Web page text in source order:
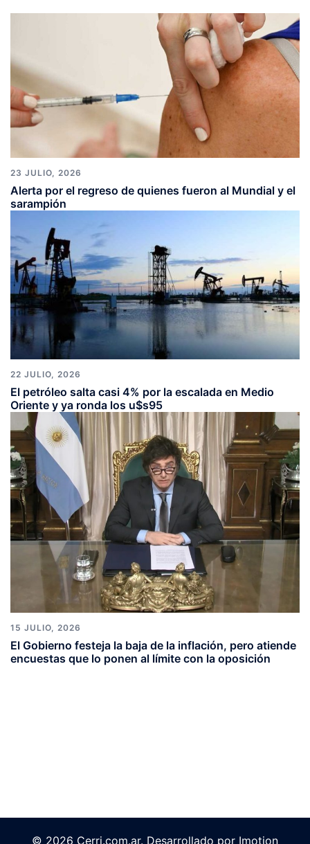
23 JULIO, 2026
Alerta por el regreso de quienes fueron al Mundial y el
sarampión
22 JULIO, 2026
El petróleo salta casi 4% por la escalada en Medio
Oriente y ya ronda los u$s95
15 JULIO, 2026
El Gobierno festeja la baja de la inflación, pero atiende
encuestas que lo ponen al límite con la oposición
© 2026 Cerri.com.ar. Desarrollado por Imotion